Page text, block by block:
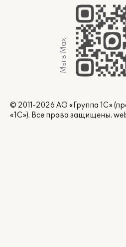
Мы в Max
© 2011-2026 АО «Группа 1С»
«1С»). Все права защищены.